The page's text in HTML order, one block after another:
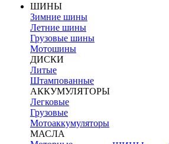
ШИНЫ
Зимние шины
Летние шины
Грузовые шины
Мотошины
ДИСКИ
Литые
Штампованные
АККУМУЛЯТОРЫ
Легковые
Грузовые
Мотоаккумуляторы
МАСЛА